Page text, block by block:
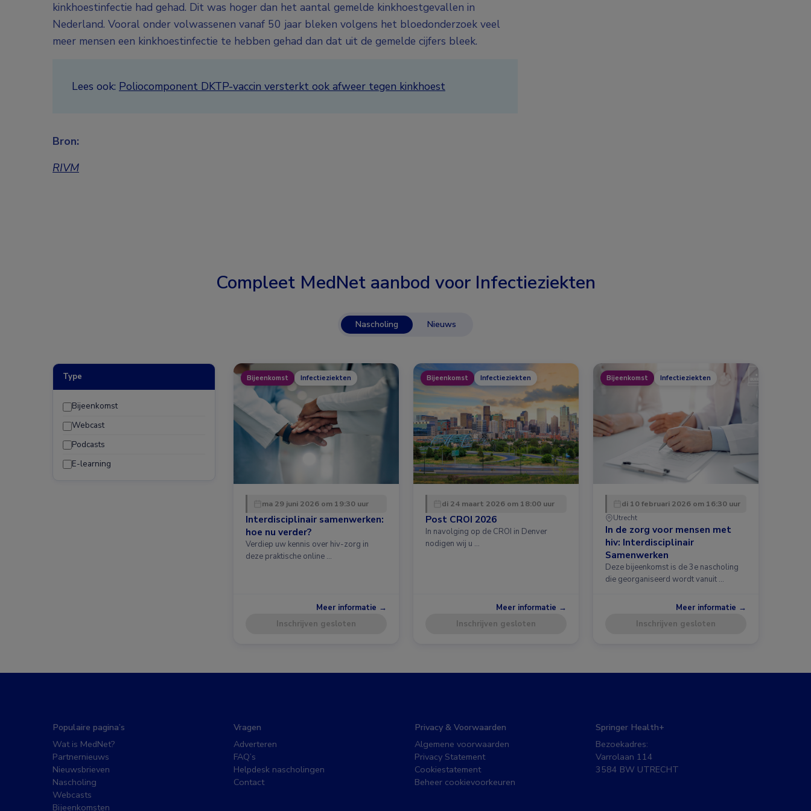
kinkhoestinfectie had gehad. Dit was hoger dan het aantal gemelde kinkhoestgevallen in
Nederland. Vooral onder volwassenen vanaf 50 jaar bleken volgens het bloedonderzoek veel
meer mensen een kinkhoestinfectie te hebben gehad dan dat uit de gemelde cijfers bleek.
Lees ook: Poliocomponent DKTP-vaccin versterkt ook afweer tegen kinkhoest
Bron:
RIVM
Compleet MedNet aanbod voor Infectieziekten
Nascholing Nieuws
Type
Bijeenkomst
Webcast
Podcasts
E-learning
Bijeenkomst Infectieziekten
ma 29 juni 2026 om 19:30 uur
Interdisciplinair samenwerken:
hoe nu verder?
Verdiep uw kennis over hiv-zorg in
deze praktische online …
Meer informatie →
Inschrijven gesloten
Bijeenkomst Infectieziekten
di 24 maart 2026 om 18:00 uur
Post CROI 2026
In navolging op de CROI in Denver
nodigen wij u …
Meer informatie →
Inschrijven gesloten
Bijeenkomst Infectieziekten
di 10 februari 2026 om 16:30 uur
Utrecht
In de zorg voor mensen met
hiv: Interdisciplinair
Samenwerken
Deze bijeenkomst is de 3e nascholing
die georganiseerd wordt vanuit …
Meer informatie →
Inschrijven gesloten
Populaire pagina’s
Wat is MedNet?
Partnernieuws
Nieuwsbrieven
Nascholing
Webcasts
Bijeenkomsten
Vragen
Adverteren
FAQ’s
Helpdesk nascholingen
Contact
Privacy & Voorwaarden
Algemene voorwaarden
Privacy Statement
Cookiestatement
Beheer cookievoorkeuren
Springer Health+
Bezoekadres:
Varrolaan 114
3584 BW UTRECHT